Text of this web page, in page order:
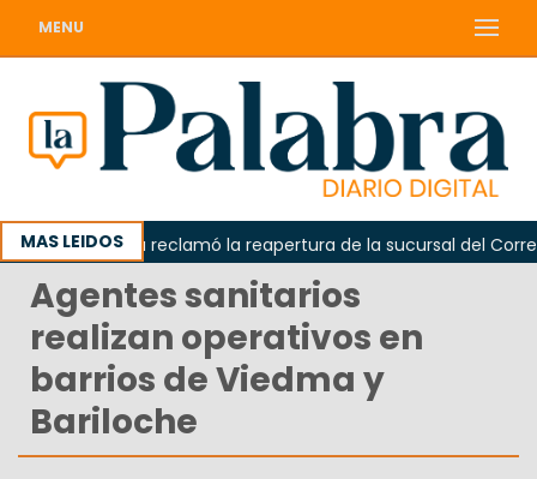
MENU
MAS LEIDOS
Odarda reclamó la reapertura de la sucursal del Correo
Agentes sanitarios
realizan operativos en
barrios de Viedma y
Bariloche